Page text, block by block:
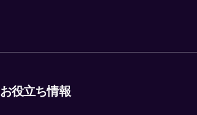
お役立ち情報